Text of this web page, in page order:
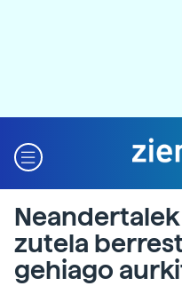
zutela
gehiago